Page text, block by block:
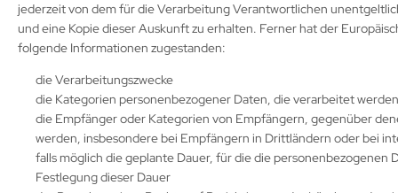
jederzeit von dem für die Verarbeitung Verantwortlichen
und eine Kopie dieser Auskunft zu erhalten. Ferner hat der
folgende Informationen zugestanden:
die Verarbeitungszwecke
die Kategorien personenbezogener Daten, die verarbeitet werden
die Empfänger oder Kategorien von Empfängern, gegenüber
werden, insbesondere bei Empfängern in Drittländern oder bei
falls möglich die geplante Dauer, für die die
Festlegung dieser Dauer